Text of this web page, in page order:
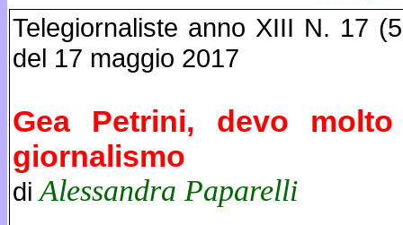
Telegiornaliste anno XIII N. 17
del 17 maggio 2017
Gea Petrini, devo
giornalismo
diAlessandra Paparelli